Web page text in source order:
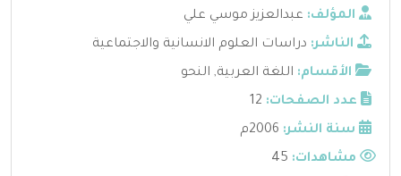
المؤلف: عبدالعزيز موسي علي
الناشر: دراسات العلوم الانسانية والاجتماعية
الأقسام: اللغة العربية, النحو
عدد الصفحات: 12
سنة النشر: 2006م
مشاهدات: